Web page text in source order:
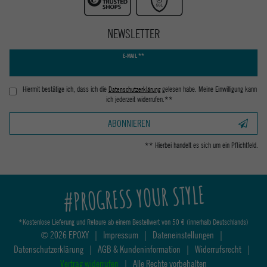
NEWSLETTER
E-MAIL **
Hiermit bestätige ich, dass ich die Daten­schutz­erklärunggelesen habe. Meine Einwilligung kann
ich jederzeit widerrufen.**
ABONNIEREN
** Hierbei handelt es sich um ein Pflichtfeld.
#PROGRESS YOUR STYLE
*Kostenlose Lieferung und Retoure ab einem Bestellwert von 50 € (innerhalb Deutschlands)
© 2026 EPOXY | Impressum | Dateneinstellungen |
Datenschutzerklärung | AGB & Kundeninformation | Widerrufsrecht |
Vertrag widerrufen | Alle Rechte vorbehalten